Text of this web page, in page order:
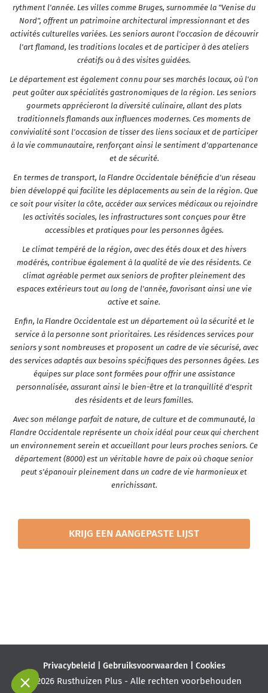
rythment l'année. Les villes comme Bruges, surnommée la "Venise du
Nord", offrent un patrimoine architectural impressionnant et des
activités culturelles variées. Les seniors auront l'occasion de découvrir
l'art flamand, les traditions locales et de participer à des ateliers
créatifs ou à des visites guidées.
Le département est également connu pour ses marchés locaux, où l'on
peut goûter aux spécialités gastronomiques de la région. Les seniors
gourmets apprécieront la diversité culinaire, allant des plats
traditionnels flamands aux influences modernes. Ces moments de
convivialité sont l'occasion de tisser des liens sociaux et de participer
à la vie communautaire, renforçant ainsi le sentiment d'appartenance
et de sécurité.
En termes de transport, la Flandre Occidentale bénéficie d'un réseau
bien développé qui facilite les déplacements au sein de la région. Que
ce soit pour visiter la côte, accéder aux services médicaux ou rejoindre
les activités sociales, les infrastructures sont conçues pour être
accessibles et pratiques pour les personnes âgées.
Le climat tempéré de la région, avec des étés doux et des hivers
modérés, contribue également à la qualité de vie des résidents. Ce
climat agréable permet aux seniors de profiter pleinement des
espaces extérieurs tout au long de l'année, favorisant ainsi une vie
active et saine.
Enfin, la Flandre Occidentale est un département où la sécurité et le
service à la personne sont prioritaires. Les résidences services pour
seniors y sont nombreuses et proposent un cadre de vie sécurisé, avec
des services adaptés aux besoins spécifiques des personnes âgées. Les
équipes sur place sont formées pour offrir une assistance
personnalisée, assurant ainsi le bien-être et la tranquillité d'esprit
des résidents et de leurs familles.
Avec son mélange parfait de nature, de culture et de communauté, la
Flandre Occidentale représente un choix idéal pour ceux qui cherchent
un environnement serein et accueillant pour leurs proches seniors. Ce
département (8000) est un véritable havre de paix où chaque senior
peut s'épanouir pleinement dans un cadre de vie harmonieux et
enrichissant.
KRIJG EEN AANGEPASTE LIJST
Privacybeleid Gebruiksvoorwaarden| Cookies
© 2026 Rusthuizen Plus - Alle rechten voorbehouden